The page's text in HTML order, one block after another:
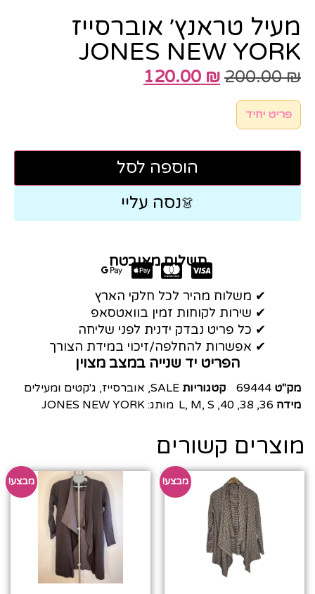
מעיל טראנץ׳ אוברסייז
JONES NEW YORK
200.00₪
120.00 ₪
פריט יחיד
הוספה לסל
👗נסה עליי
תשלום מאובטח
✔ משלוח מהיר לכל חלקי הארץ
✔ שירות לקוחות זמין בוואטסאפ
✔ כל פריט נבדק ידנית לפני שליחה
✔ אפשרות להחלפה/זיכוי במידת הצורך
הפריט יד שנייה במצב מצוין
מק"ט 69444 קטגוריות SALE
, אוברסייז, ג'קטים ומעילים
מידה 36
,
38
,
40
,
L, M, S מותג:JONES NEW YORK
מוצרים קשורים
מבצע! מבצע!